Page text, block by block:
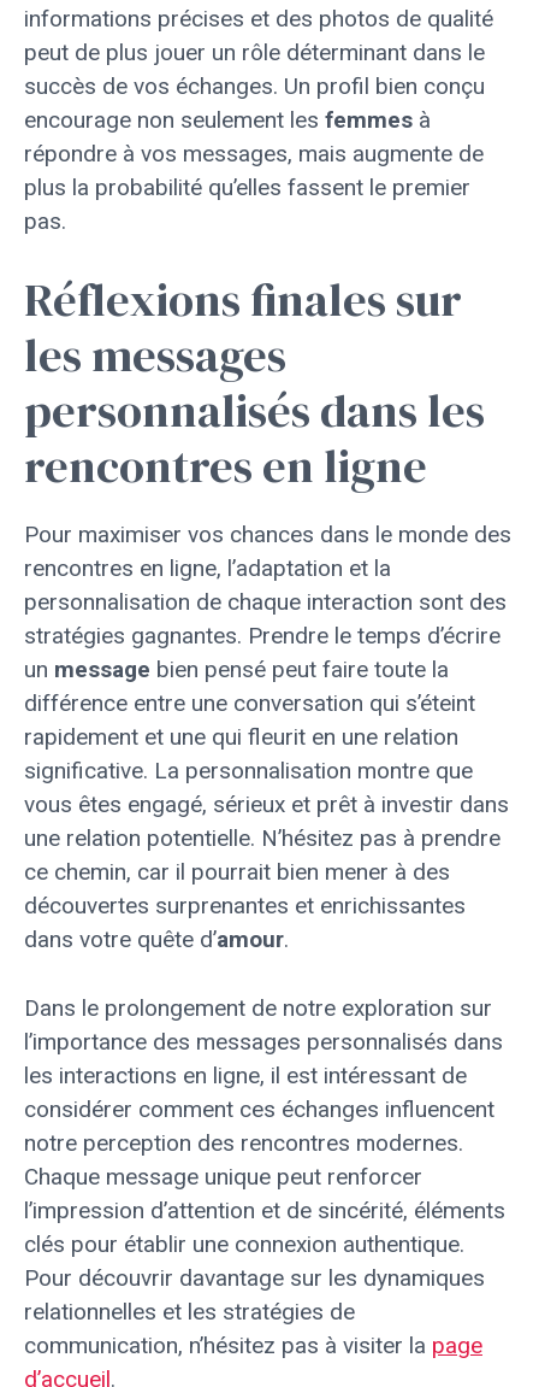
informations précises et des photos de qualité
peut de plus jouer un rôle déterminant dans le
succès de vos échanges. Un profil bien conçu
encourage non seulement les femmes à
répondre à vos messages, mais augmente de
plus la probabilité qu’elles fassent le premier
pas.
Réflexions finales sur
les messages
personnalisés dans les
rencontres en ligne
Pour maximiser vos chances dans le monde des
rencontres en ligne, l’adaptation et la
personnalisation de chaque interaction sont des
stratégies gagnantes. Prendre le temps d’écrire
un message bien pensé peut faire toute la
différence entre une conversation qui s’éteint
rapidement et une qui fleurit en une relation
significative. La personnalisation montre que
vous êtes engagé, sérieux et prêt à investir dans
une relation potentielle. N’hésitez pas à prendre
ce chemin, car il pourrait bien mener à des
découvertes surprenantes et enrichissantes
dans votre quête d’amour.
Dans le prolongement de notre exploration sur
l’importance des messages personnalisés dans
les interactions en ligne, il est intéressant de
considérer comment ces échanges influencent
notre perception des rencontres modernes.
Chaque message unique peut renforcer
l’impression d’attention et de sincérité, éléments
clés pour établir une connexion authentique.
Pour découvrir davantage sur les dynamiques
relationnelles et les stratégies de
communication, n’hésitez pas à visiter la page
d’accueil.